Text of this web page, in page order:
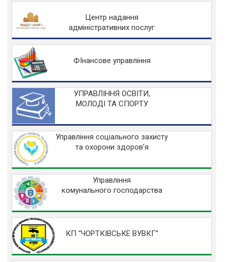
Центр надання
адміністративних послуг
ФІнансове управління
УПРАВЛІННЯ ОСВІТИ,
МОЛОДІ ТА СПОРТУ
Управління соціального захисту
та охорони здоров’я
Управління
комунального господарства
КП “ЧОРТКІВСЬКЕ ВУВКГ”